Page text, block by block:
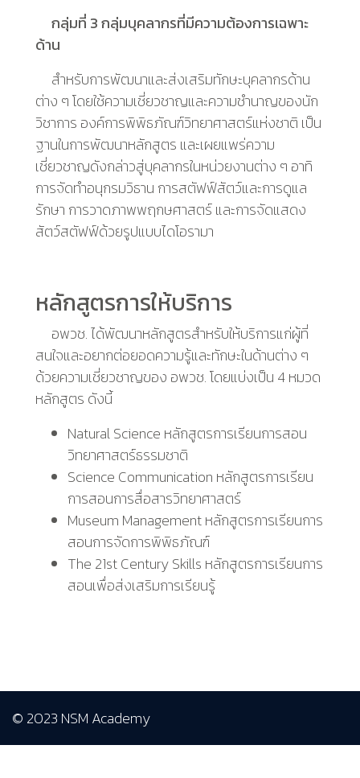
กลุ่มที่ 3กลุ่มบุคลากรที่มีความต้องการเฉพาะ
ด้าน
สำหรับการพัฒนาและส่งเสริมทักษะบุคลากรด้าน
ต่าง ๆ โดยใช้ความเชี่ยวชาญและความชำนาญของนัก
วิชาการ องค์การพิพิธภัณฑ์วิทยาศาสตร์แห่งชาติ เป็น
ฐานในการพัฒนาหลักสูตร และเผยแพร่ความ
เชี่ยวชาญดังกล่าวสู่บุคลากรในหน่วยงานต่าง ๆ อาทิ
การจัดทำอนุกรมวิธาน การสตัฟฟ์สัตว์และการดูแล
รักษา การวาดภาพพฤกษศาสตร์ และการจัดแสดง
สัตว์สตัฟฟ์ด้วยรูปแบบไดโอรามา
หลักสูตรการให้บริการ
อพวช. ได้พัฒนาหลักสูตรสำหรับให้บริการแก่ผู้ที่
สนใจและอยากต่อยอดความรู้และทักษะในด้านต่าง ๆ
ด้วยความเชี่ยวชาญของ อพวช. โดยแบ่งเป็น 4หมวด
หลักสูตร ดังนี้
Natural Science หลักสูตรการเรียนการสอน
วิทยาศาสตร์ธรรมชาติ
Science Communication หลักสูตรการเรียน
การสอนการสื่อสารวิทยาศาสตร์
Museum Managementหลักสูตรการเรียนการ
สอนการจัดการพิพิธภัณฑ์
The 21st Century Skills หลักสูตรการเรียนการ
สอนเพื่อส่งเสริมการเรียนรู้
© 2023 NSM Academy